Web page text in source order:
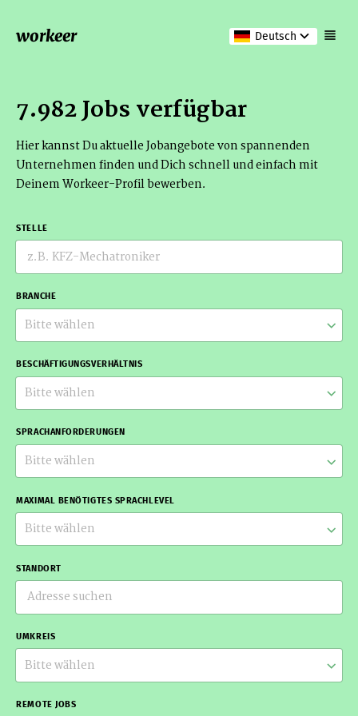
workeer Deutsch
7.982 Jobs verfügbar
Hier kannst Du aktuelle Jobangebote von spannenden
Unternehmen finden und Dich schnell und einfach mit
Deinem Workeer-Profil bewerben.
STELLE
BRANCHE
Bitte wählen
BESCHÄFTIGUNGSVERHÄLTNIS
Bitte wählen
SPRACHANFORDERUNGEN
Bitte wählen
MAXIMAL BENÖTIGTES SPRACHLEVEL
Bitte wählen
STANDORT
UMKREIS
Bitte wählen
REMOTE JOBS